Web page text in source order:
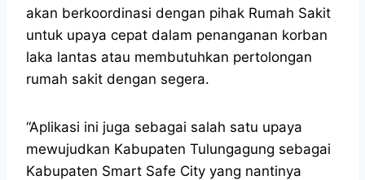
akan berkoordinasi dengan pihak Rumah Sakit
untuk upaya cepat dalam penanganan korban
laka lantas atau membutuhkan pertolongan
rumah sakit dengan segera.
“Aplikasi ini juga sebagai salah satu upaya
mewujudkan Kabupaten Tulungagung sebagai
Kabupaten Smart Safe City yang nantinya